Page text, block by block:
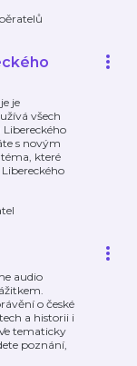
je
všech
s novým
které
audio
o české
a historii i
tematicky
poznání,